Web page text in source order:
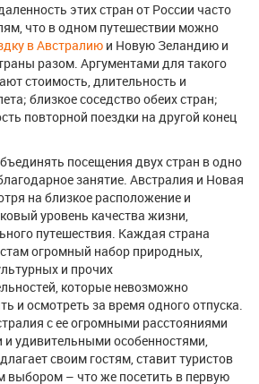
этих стран от России часто
что в одном путешествии можно
в Австралию и Новую Зеландию и
разом. Аргументами для такого
стоимость, длительность и
близкое соседство обеих стран;
повторной поездки на другой конец
посещения двух стран в одно
занятие. Австралия и Новая
на близкое расположение и
уровень качества жизни,
путешествия. Каждая страна
огромный набор природных,
и прочих
которые невозможно
и осмотреть за время одного отпуска.
с ее огромными расстояниями
удивительными особенностями,
своим гостям, ставит туристов
выбором – что же посетить в первую